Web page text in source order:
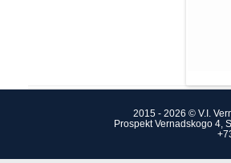
2015 - 2026 © V.I.
Prospekt Vernadskogo 4,